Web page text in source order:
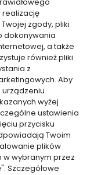
realizację
zgody, pliki
dokonywania
a także
również pliki
z
Aby
wyżej
ustawienia
przycisku
Twoim
plików
w wybranym przez
Szczegółowe
swoją
Podziel się